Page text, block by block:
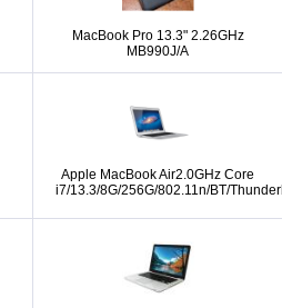
MacBook Pro 13.3" 2.26GHz
MB990J/A
Apple MacBook Air2.0GHz Core
i7/13.3/8G/256G/802.11n/BT/